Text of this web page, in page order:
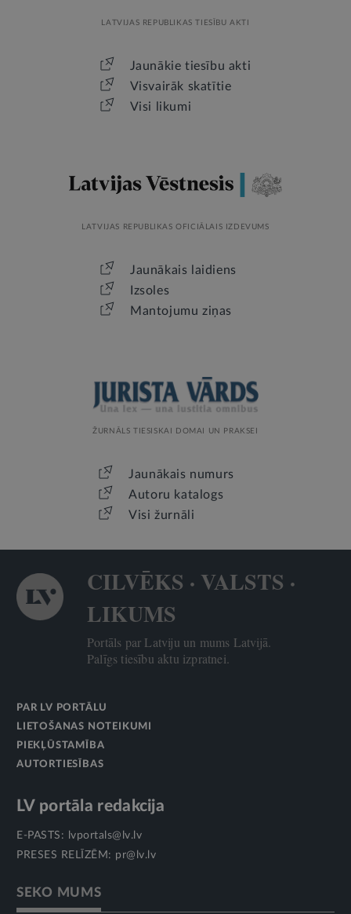
LATVIJAS REPUBLIKAS TIESĪBU AKTI
Jaunākie tiesību akti
Visvairāk skatītie
Visi likumi
LATVIJAS REPUBLIKAS OFICIĀLAIS IZDEVUMS
Jaunākais laidiens
Izsoles
Mantojumu ziņas
ŽURNĀLS TIESISKAI DOMAI UN PRAKSEI
Jaunākais numurs
Autoru katalogs
Visi žurnāli
CILVĒKS · VALSTS ·
LIKUMS
Portāls par Latviju un mums Latvijā.
Palīgs tiesību aktu izpratnei.
PAR LV PORTĀLU
LIETOŠANAS NOTEIKUMI
PIEKĻŪSTAMĪBA
AUTORTIESĪBAS
LV portāla redakcija
E-PASTS:
lvportals@lv.lv
PRESES RELĪZĒM: pr@lv.lv
SEKO MUMS